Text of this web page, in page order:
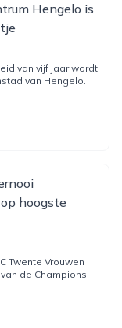
Hengelo is
van vijf jaar wordt
van Hengelo.
hoogste
Twente Vrouwen
de Champions